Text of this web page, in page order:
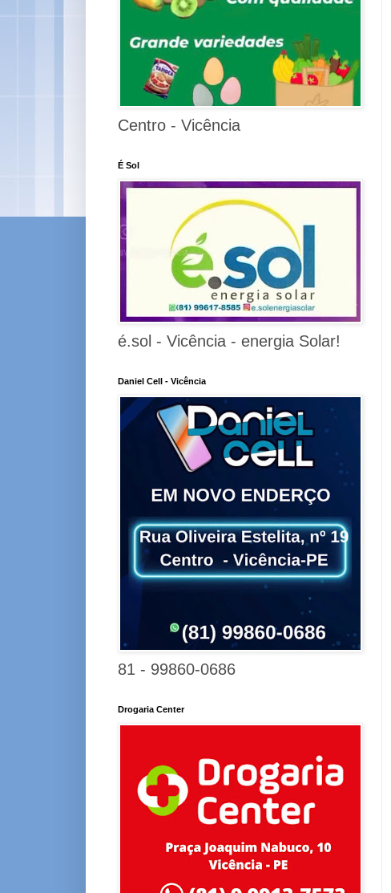
Centro - Vicência
É Sol
é.sol - Vicência - energia Solar!
Daniel Cell - Vicência
81 - 99860-0686
Drogaria Center